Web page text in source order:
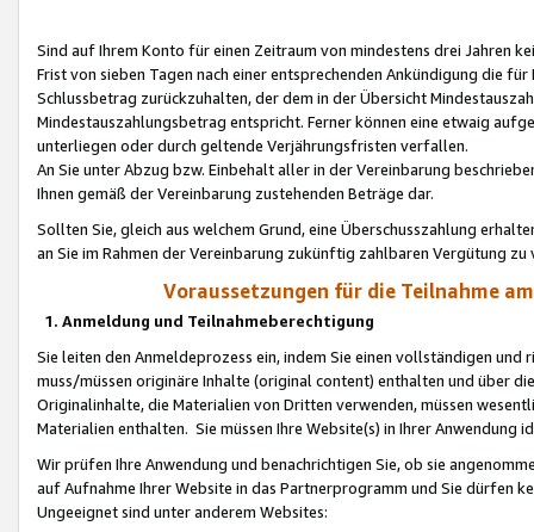
Sind auf Ihrem Konto für einen Zeitraum von mindestens drei Jahren
Frist von sieben Tagen nach einer entsprechenden Ankündigung die
Schlussbetrag zurückzuhalten, der dem in der Übersicht
Mindestauszahlungsbetrag entspricht. Ferner können eine etwaig
unterliegen oder durch geltende Verjährungsfristen verfallen.
An Sie unter Abzug bzw. Einbehalt aller in der Vereinbarung
Ihnen gemäß der Vereinbarung zustehenden Beträge dar.
Sollten Sie, gleich aus welchem Grund, eine Überschusszahlung
an Sie im Rahmen der Vereinbarung zukünftig zahlbaren Vergütung zu
Voraussetzungen für die Teilnahme
1. Anmeldung und Teilnahmeberechtigung
Sie leiten den Anmeldeprozess ein, indem Sie einen vollständigen
muss/müssen originäre Inhalte (original content) enthalten und über
Originalinhalte, die Materialien von Dritten verwenden, müssen
Materialien enthalten. Sie müssen Ihre Website(s) in Ihrer Anwendung
Wir prüfen Ihre Anwendung und benachrichtigen Sie, ob sie
auf Aufnahme Ihrer Website in das Partnerprogramm und Sie dürfen
Ungeeignet sind unter anderem Websites: